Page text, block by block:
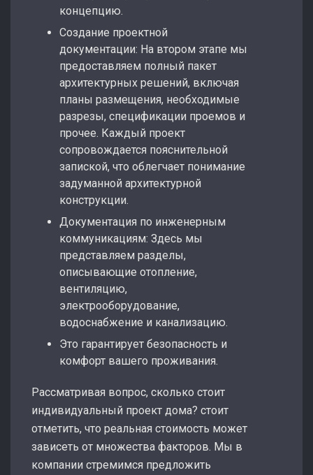
концепцию.
Создание проектной
документации: На втором этапе мы
предоставляем полный пакет
архитектурных решений, включая
планы размещения, необходимые
разрезы, спецификации проемов и
прочее. Каждый проект
сопровождается пояснительной
запиской, что облегчает понимание
задуманной архитектурной
конструкции.
Документация по инженерным
коммуникациям: Здесь мы
представляем разделы,
описывающие отопление,
вентиляцию,
электрооборудование,
водоснабжение и канализацию.
Это гарантирует безопасность и
комфорт вашего проживания.
Рассматривая вопрос, сколько стоит
индивидуальный проект дома? стоит
отметить, что реальная стоимость может
зависеть от множества факторов. Мы в
компании стремимся предложить